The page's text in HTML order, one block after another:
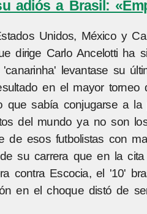
adiós a Brasil:
Unidos, México y
dirige Carlo Ancelotti ha
levantase su
en el mayor
sabía conjugarse a la
del mundo ya no son
de esos futbolistas con
su carrera que en la
contra Escocia, el '10'
en el choque distó de